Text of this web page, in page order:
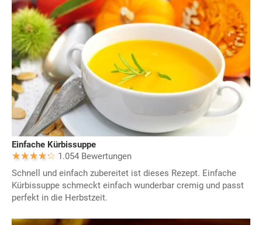
Einfache Kürbissuppe
1.054 Bewertungen
Schnell und einfach zubereitet ist dieses Rezept. Einfache
Kürbissuppe schmeckt einfach wunderbar cremig und passt
perfekt in die Herbstzeit.